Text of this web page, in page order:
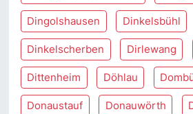
Dingolshausen Dinkelsbühl
Dinkelscherben Dirlewang
Dittenheim Döhlau
Donaustauf Donauwörth